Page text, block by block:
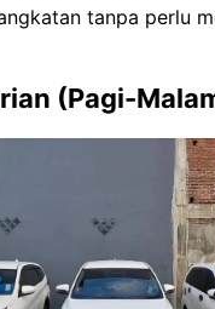
tanpa perlu
(Pagi-